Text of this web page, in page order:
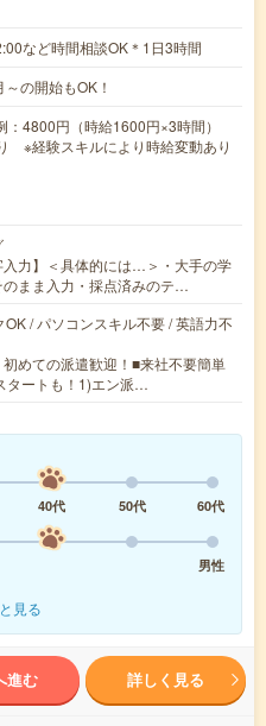
など時間相談OK＊1日3時間
の開始もOK！
4800円（時給1600円×3時間）
※経験スキルにより時給変動あり
入力】＜具体的には…＞・大手の学
まま入力・採点済みのテ…
/ パソコンスキル不要 / 英語力不
めての派遣歓迎！■来社不要簡単
タートも！1)エン派…
40代 50代
60代
男性
見る
進む 詳しく見る